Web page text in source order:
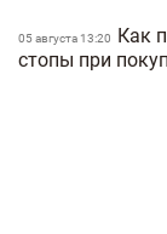
возможного
05 августа 13:20
Как
стопы при